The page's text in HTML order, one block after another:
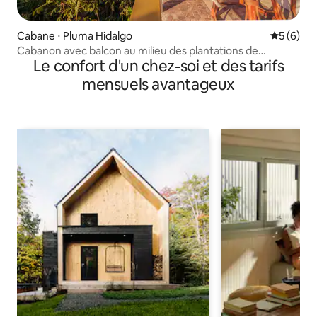
Cabane ⋅ Pluma Hidalgo
5 (6)
Cabanon avec balcon au milieu des plantations de
café + Starlink Wi-Fi
Le confort d'un chez-soi et des tarifs
mensuels avantageux